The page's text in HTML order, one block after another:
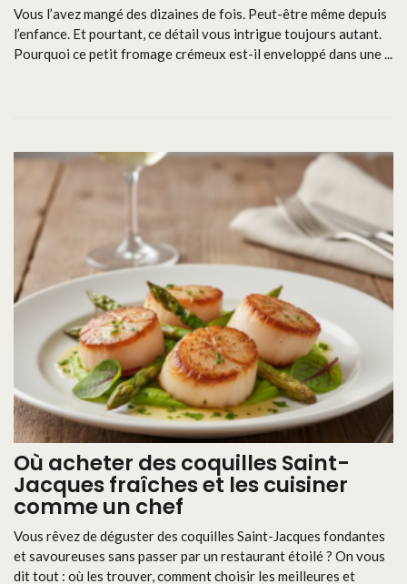
Vous l’avez mangé des dizaines de fois. Peut-être même depuis
l’enfance. Et pourtant, ce détail vous intrigue toujours autant.
Pourquoi ce petit fromage crémeux est-il enveloppé dans une ...
Où acheter des coquilles Saint-
Jacques fraîches et les cuisiner
comme un chef
Vous rêvez de déguster des coquilles Saint-Jacques fondantes
et savoureuses sans passer par un restaurant étoilé ? On vous
dit tout : où les trouver, comment choisir les meilleures et